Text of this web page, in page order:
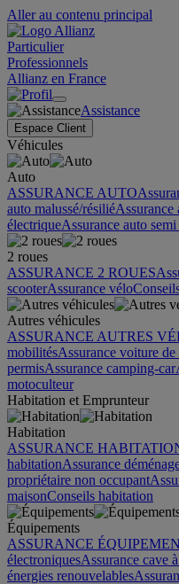
Aller au contenu principal
Particulier
Professionnels
Allianz en France
Assistance
Espace Client
Véhicules
Auto
ASSURANCE AUTO
auto malussé/résiliéAssurance
électriqueAssurance auto
2 roues
ASSURANCE 2 ROUES
scooterAssurance vélo
Autres véhicules
ASSURANCE AUTRES
mobilitésAssurance voiture
permisAssurance camping-car
motoculteur
Habitation et Emprunteur
Habitation
ASSURANCE
habitationAssurance
propriétaire non occupant
maisonConseils habitation
Équipements
ASSURANCE
électroniquesAssurance cave
énergies renouvelables